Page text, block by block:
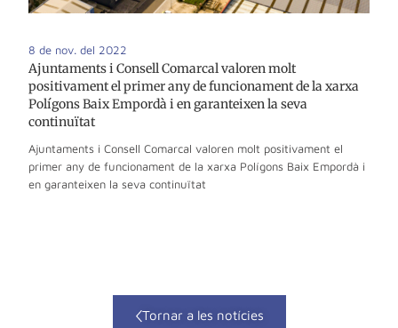
8 de nov. del 2022
Ajuntaments i Consell Comarcal valoren molt
positivament el primer any de funcionament de la xarxa
Polígons Baix Empordà i en garanteixen la seva
continuïtat
Ajuntaments i Consell Comarcal valoren molt positivament el
primer any de funcionament de la xarxa Polígons Baix Empordà i
en garanteixen la seva continuïtat
Tornar a les notícies